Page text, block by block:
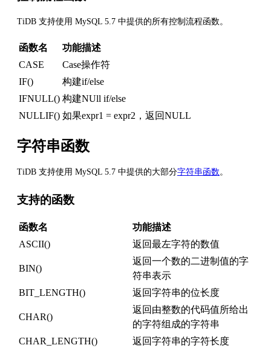
TiDB 支持使用 MySQL 5.7 中提供的所有控制流程函数。
函数名
功能描述
CASE
Case操作符
IF()
构建if/else
IFNULL() 构建NUll if/else
NULLIF() 如果expr1 = expr2，返回NULL
字符串函数
TiDB 支持使用 MySQL 5.7 中提供的大部分字符串函数 。
支持的函数
函数名
功能描述
ASCII()
返回最左字符的数值
BIN()
返回一个数的二进制值的字
符串表示
BIT_LENGTH()
返回字符串的位长度
CHAR()
返回由整数的代码值所给出
的字符组成的字符串
CHAR_LENGTH()
返回字符串的字符长度